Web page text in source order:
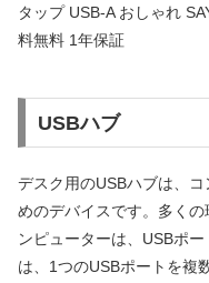
タップ USB-A おしゃれ
料無料 1年保証
USBハブ
デスク用のUSBハブは、
めのデバイスです。多く
ンピューターは、USBポ
は、1つのUSBポートを複